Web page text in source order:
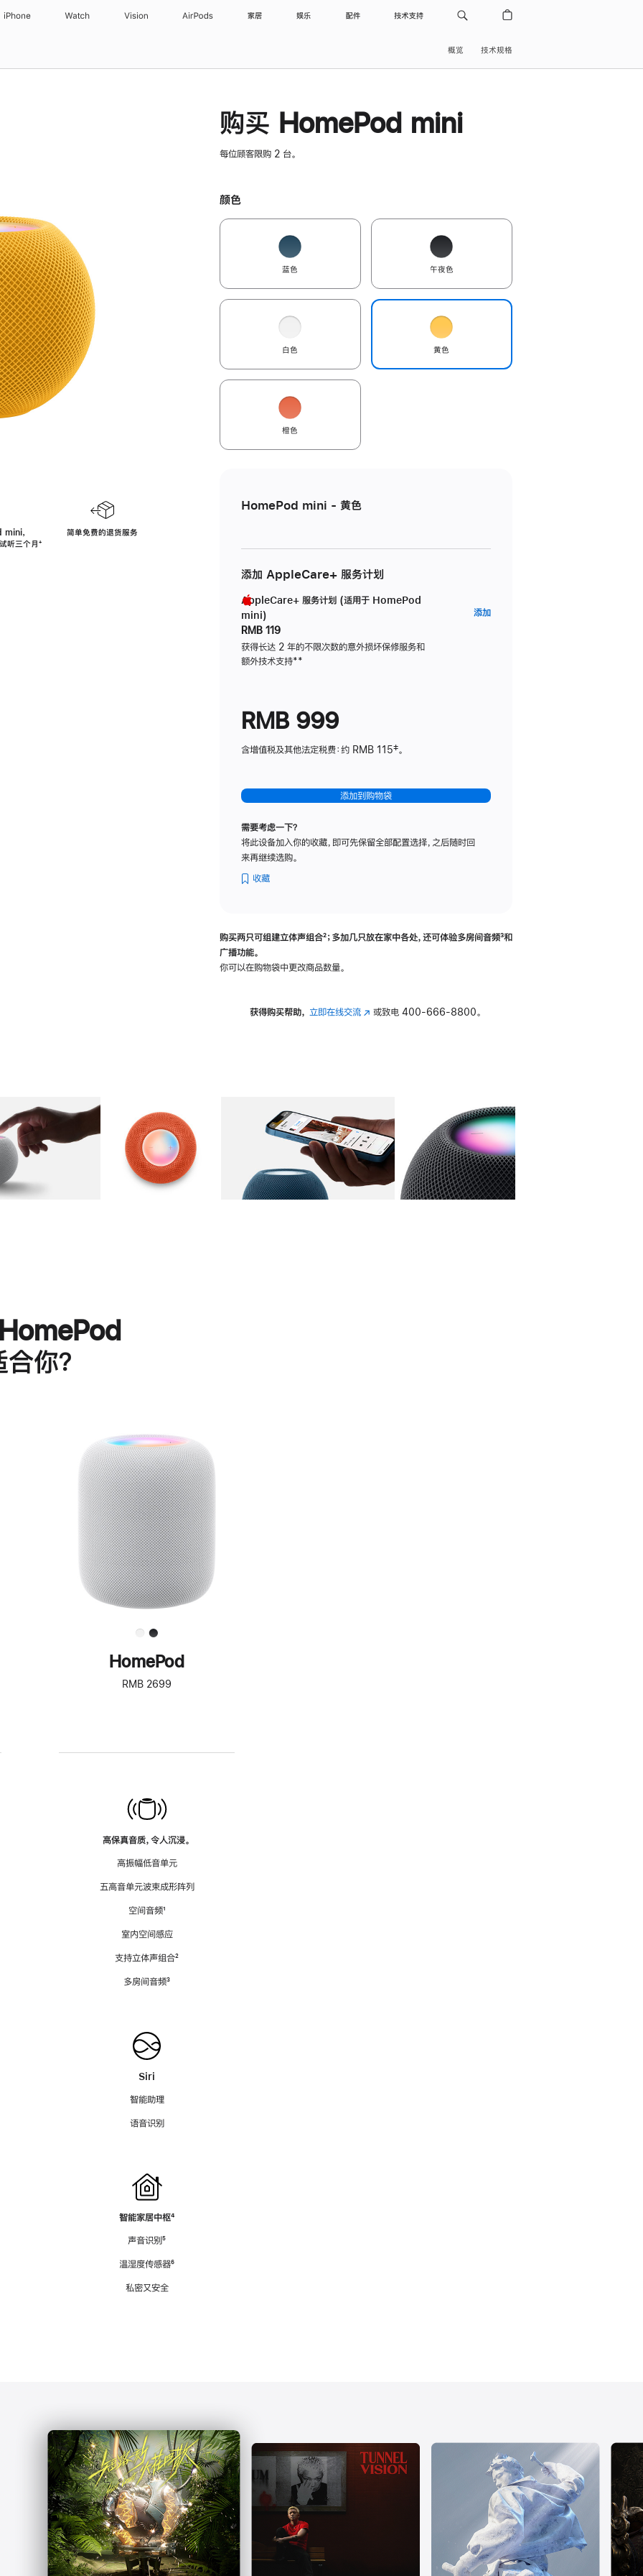
iPhone Watch Vision AirPods 家居 娱乐 配件 技术支持
概览 技术规格
，
听三个月脚
⁺
简单免费的退货服务
购买 HomePod mini
每位顾客限购 2 台。
颜色
蓝色 午夜色
白色 黄色
橙色
HomePod mini - 黄色
添加 AppleCare+ 服务计划
AppleCare+ 服务计划 (适用于 HomePod
mini)
RMB 119
获得长达 2 年的不限次数的意外损坏保修服务和
额外技术支持脚
**
添加AppleCare+
RMB 999
含增值税及其他法定税费：约 RMB 115‡。
添加到购物袋
需要考虑一下？
将此设备加入你的收藏，即可先保留全部配置选择，之后随时回
来再继续选购。
收藏
购买两只可组建立体声组合脚
²；多加几只放在家中各处，还可体验多‍房‍间音频脚
³和
广播功能。
你可以在购物袋中更改商品数量。
获得购买帮助， 立即在线交流(在 或致电 400-666-8800。
图库 图像 图库 图像 图库 图像 4 图库 图像 5
你？
进
一
步
了
解
HomePod<
HomePod
RMB 2699
高保真音质，令人沉浸。
高振幅低音单元
五高音单元波束成形阵列
空间音频脚
¹
室内空间感应
支持立体声组合脚
²
多房间音频脚
³
Siri
智能助理
语音识别
智能家居中枢脚
⁴
声音识别脚
⁵
温湿度传感器脚
⁶
私密又安全